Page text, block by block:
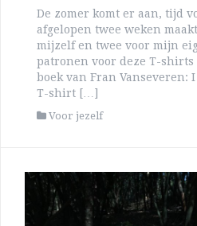
De zomer komt er aan, tijd
afgelopen twee weken
mijzelf en twee voor mijn
patronen voor deze T-
boek van Fran Vanseveren:
T-shirt […]
Voor jezelf